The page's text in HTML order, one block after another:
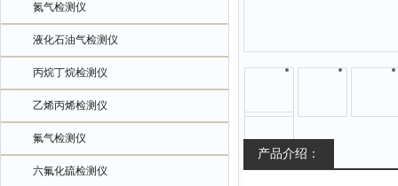
氮气检测仪
液化石油气检测仪
丙烷丁烷检测仪
乙烯丙烯检测仪
氟气检测仪
六氟化硫检测仪
产品介绍：